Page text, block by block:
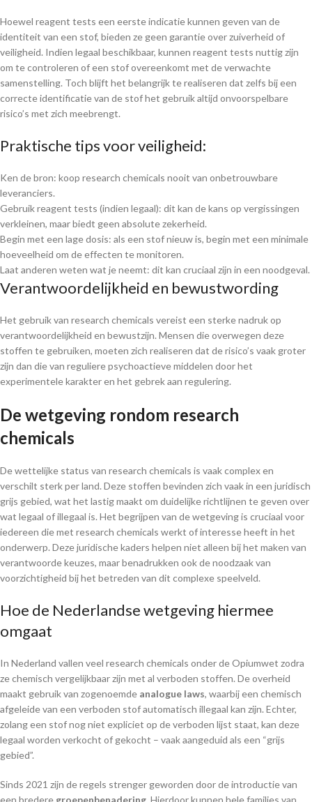
Hoewel reagent tests een eerste indicatie kunnen geven van de
identiteit van een stof, bieden ze geen garantie over zuiverheid of
veiligheid. Indien legaal beschikbaar, kunnen reagent tests nuttig zijn
om te controleren of een stof overeenkomt met de verwachte
samenstelling. Toch blijft het belangrijk te realiseren dat zelfs bij een
correcte identificatie van de stof het gebruik altijd onvoorspelbare
risico’s met zich meebrengt.
Praktische tips voor veiligheid:
Ken de bron: koop research chemicals nooit van onbetrouwbare
leveranciers.
Gebruik reagent tests (indien legaal): dit kan de kans op vergissingen
verkleinen, maar biedt geen absolute zekerheid.
Begin met een lage dosis: als een stof nieuw is, begin met een minimale
hoeveelheid om de effecten te monitoren.
Laat anderen weten wat je neemt: dit kan cruciaal zijn in een noodgeval.
Verantwoordelijkheid en bewustwording
Het gebruik van research chemicals vereist een sterke nadruk op
verantwoordelijkheid en bewustzijn. Mensen die overwegen deze
stoffen te gebruiken, moeten zich realiseren dat de risico’s vaak groter
zijn dan die van reguliere psychoactieve middelen door het
experimentele karakter en het gebrek aan regulering.
De wetgeving rondom research
chemicals
De wettelijke status van research chemicals is vaak complex en
verschilt sterk per land. Deze stoffen bevinden zich vaak in een juridisch
grijs gebied, wat het lastig maakt om duidelijke richtlijnen te geven over
wat legaal of illegaal is. Het begrijpen van de wetgeving is cruciaal voor
iedereen die met research chemicals werkt of interesse heeft in het
onderwerp. Deze juridische kaders helpen niet alleen bij het maken van
verantwoorde keuzes, maar benadrukken ook de noodzaak van
voorzichtigheid bij het betreden van dit complexe speelveld.
Hoe de Nederlandse wetgeving hiermee
omgaat
In Nederland vallen veel research chemicals onder de Opiumwet zodra
ze chemisch vergelijkbaar zijn met al verboden stoffen. De overheid
maakt gebruik van zogenoemde analogue laws, waarbij een chemisch
afgeleide van een verboden stof automatisch illegaal kan zijn. Echter,
zolang een stof nog niet expliciet op de verboden lijst staat, kan deze
legaal worden verkocht of gekocht – vaak aangeduid als een “grijs
gebied”.
Sinds 2021 zijn de regels strenger geworden door de introductie van